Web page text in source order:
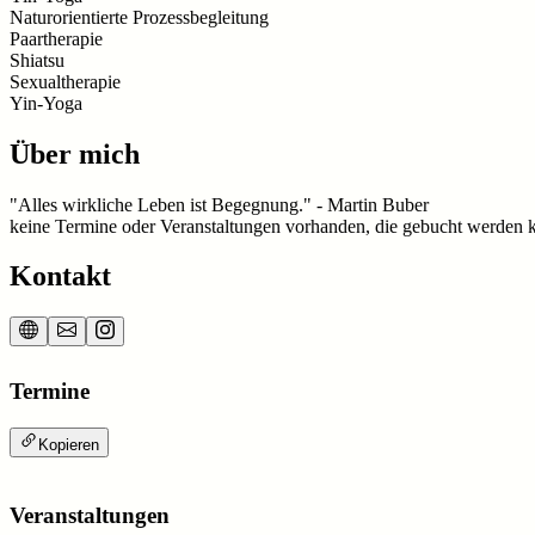
Naturorientierte Prozessbegleitung
Paartherapie
Shiatsu
Sexualtherapie
Yin-Yoga
Über mich
"Alles wirkliche Leben ist Begegnung." - Martin Buber
keine Termine oder Veranstaltungen vorhanden, die gebucht werden
Kontakt
Termine
Kopieren
Veranstaltungen